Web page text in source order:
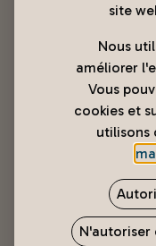
Fauteuil 1
animée
site
Nous
améliorer
Vous
cookies et
utilisons
N'autoriser